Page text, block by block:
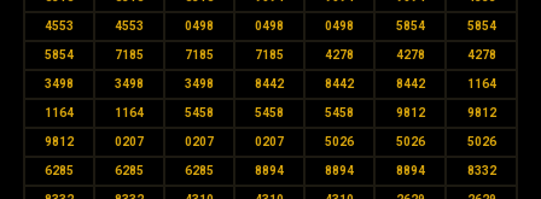
4553 4553 0498 0498 0498 5854 5854
5854 7185 7185 7185 4278 4278 4278
3498 3498 3498 8442 8442 8442 1164
1164 1164 5458 5458 5458 9812 9812
9812 0207 0207 0207 5026 5026 5026
6285 6285 6285 8894 8894 8894 8332